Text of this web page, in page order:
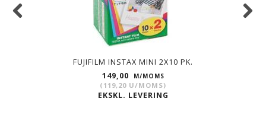
FUJIFILM INSTAX MINI 2X10 PK.
149,00
M/MOMS
( 119,20 U/MOMS)
EKSKL. LEVERING